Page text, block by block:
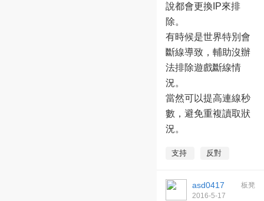
說都會更換IP來排
除。
有時候是世界特別會
斷線導致，輔助沒辦
法排除遊戲斷線情
況。
當然可以提高連線秒
數，避免重複讀取狀
況。
支持 反對
板凳
asd0417
2016-5-17